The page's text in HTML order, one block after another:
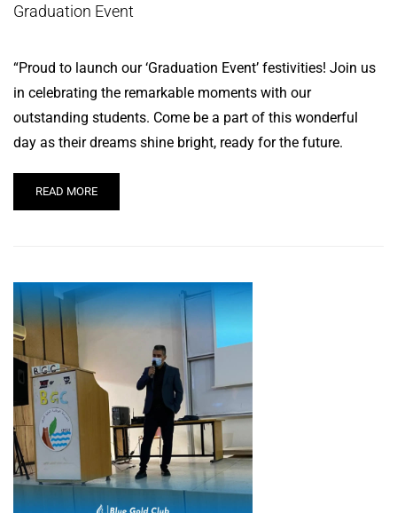
Graduation Event
“Proud to launch our ‘Graduation Event’ festivities! Join us
in celebrating the remarkable moments with our
outstanding students. Come be a part of this wonderful
day as their dreams shine bright, ready for the future.
READ MORE